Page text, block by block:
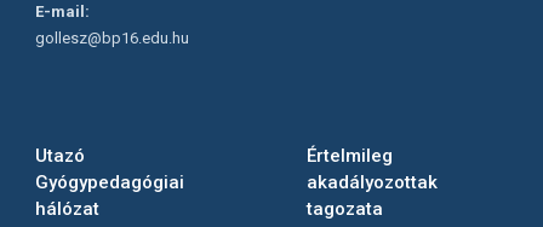
E-mail:
gollesz@bp16.edu.hu
Utazó
Gyógypedagógiai
hálózat
Értelmileg
akadályozottak
tagozata